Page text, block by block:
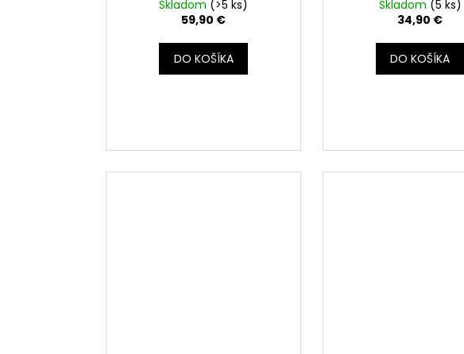
hlásenia o neznámom diele)
Skladom (>5 ks)
59,90 €
DO KOŠÍKA
Skladom (5 ks)
34,90 €
DO KOŠÍKA